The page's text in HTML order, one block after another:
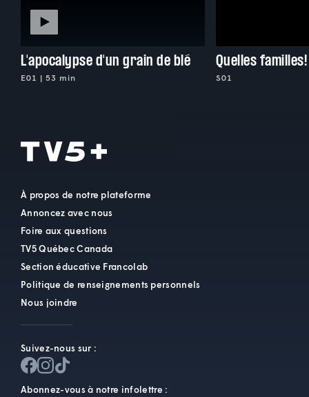
L'apocalypse d'un grain de blé
E01 | 53 min
Quelles familles!
S01
À propos de notre plateforme
Annoncez avec nous
Foire aux questions
TV5 Québec Canada
Section éducative Francolab
Politique de renseignements personnels
Nous joindre
Suivez-nous sur :
Abonnez-vous à notre infolettre :